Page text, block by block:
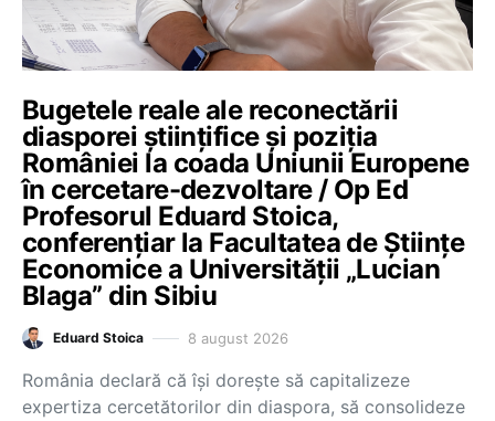
Bugetele reale ale reconectării
diasporei științifice și poziția
României la coada Uniunii Europene
în cercetare-dezvoltare / Op Ed
Profesorul Eduard Stoica,
conferențiar la Facultatea de Științe
Economice a Universității „Lucian
Blaga” din Sibiu
Eduard Stoica 8 august 2026
România declară că își dorește să capitalizeze
expertiza cercetătorilor din diaspora, să consolideze